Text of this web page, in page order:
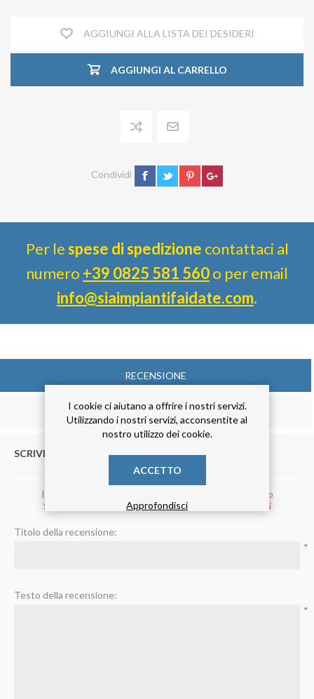
AGGIUNGI ALLA LISTA DEI DESIDERI
AGGIUNGI AL CARRELLO
Condividi
Per lespese di spedizione contattaci al
numero +39 0825 581 560o per email
info@siaimpiantifaidate.com.
RECENSIONE
CONTATTACI
SCRIVI UNA RECENSIONE
Il prodotto può essere recensito solo dopo l'acquisto
Solo gli utenti registrati possono scrivere recensioni
Titolo della recensione:
*
Testo della recensione:
*
I cookie ci aiutano a offrire i nostri servizi.
Utilizzando i nostri servizi, acconsentite al
nostro utilizzo dei cookie.
ACCETTO
Approfondisci